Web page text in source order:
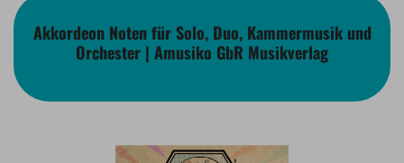
Akkordeon Noten für Solo, Duo, Kammermusik und
Orchester | Amusiko GbR Musikverlag